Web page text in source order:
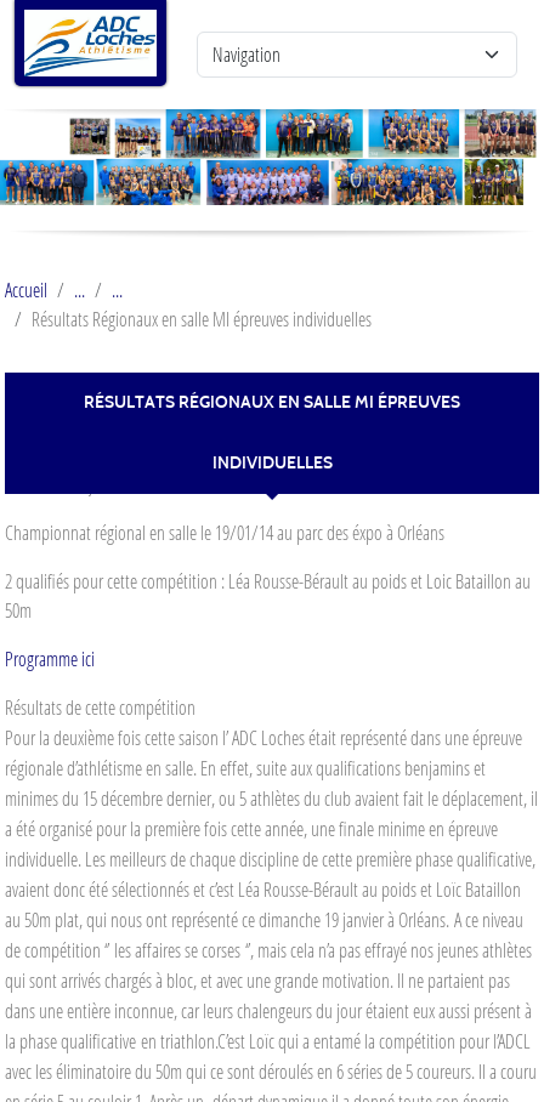
Accueil
Résultats Régionaux en salle MI épreuves individuelles
RÉSULTATS RÉGIONAUX EN SALLE MI ÉPREUVES
INDIVIDUELLES
Championnat régional en salle le 19/01/14 au parc des éxpo à Orléans
2 qualifiés pour cette compétition : Léa Rousse-Bérault au poids et Loic Bataillon au
50m
Programme ici
Résultats de cette compétition
Pour la deuxième fois cette saison l’ ADC Loches était représenté dans une épreuve
régionale d’athlétisme en salle. En effet, suite aux qualifications benjamins et
minimes du 15 décembre dernier, ou 5 athlètes du club avaient fait le déplacement, il
a été organisé pour la première fois cette année, une finale minime en épreuve
individuelle. Les meilleurs de chaque discipline de cette première phase qualificative,
avaient donc été sélectionnés et c’est Léa Rousse-Bérault au poids et Loïc Bataillon
au 50m plat, qui nous ont représenté ce dimanche 19 janvier à Orléans. A ce niveau
de compétition ‘’ les affaires se corses ‘’, mais cela n’a pas effrayé nos jeunes athlètes
qui sont arrivés chargés à bloc, et avec une grande motivation. Il ne partaient pas
dans une entière inconnue, car leurs chalengeurs du jour étaient eux aussi présent à
la phase qualificative en triathlon.C’est Loïc qui a entamé la compétition pour l’ADCL
avec les éliminatoire du 50m qui ce sont déroulés en 6 séries de 5 coureurs. Il a couru
Panneau de gestion des cookies